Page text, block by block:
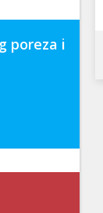
poreza i